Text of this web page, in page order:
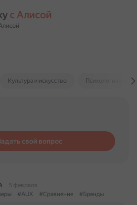
с Алисой
Культура и искусство Психология и
свой вопрос
5 февраля
#AUX #Сравнение #Бренды